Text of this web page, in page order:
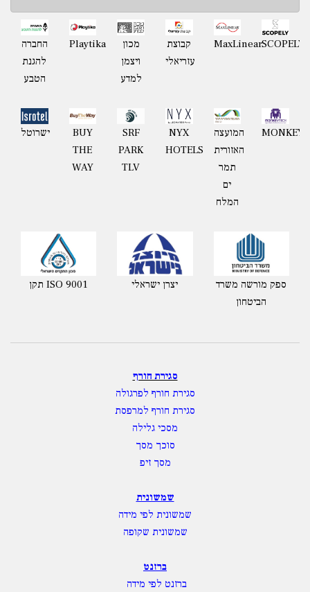
החברה
להגנת
הטבע
Playtika
מכון
ויצמן
למדע
קבוצת
עזריאלי
MaxLinearSCOPELY
ישרוטל
BUY
THE
WAY
SRF
PARK
TLV
NYX
HOTELS
המועצה
האזורית
תמר
ים
המלח
תקן ISO 9001 יצרן ישראלי
ספק מורשה משרד
הביטחון
סגירת חורף
סגירת חורף לפרגולה
סגירת חורף למרפסת
מסכי גלילה
סוכך מסך
מסך זיפ
שמשונית
שמשונית לפי מידה
שמשונית שקופה
ברזנט
ברזנט לפי מידה